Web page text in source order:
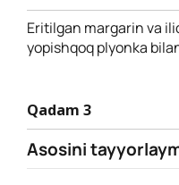
Eritilgan margarin va
yopishqoq plyonka
Qadam 3
Asosini